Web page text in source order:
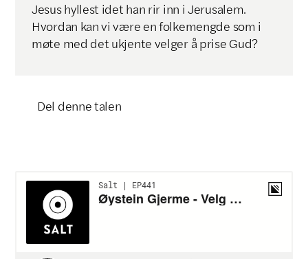
Jesus hyllest idet han rir inn i Jerusalem.
Hvordan kan vi være en folkemengde som i
møte med det ukjente velger å prise Gud?
Del denne talen